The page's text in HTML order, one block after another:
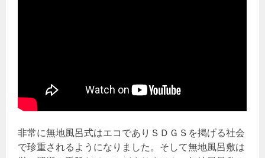
非常に無地風呂式はエコでありＳＤＧＳを掲げる社会
で珍重されるようになりました。そして無地風呂敷は